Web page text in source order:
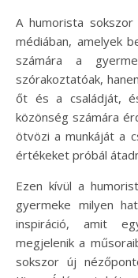
A humorista
médiában, amelyek
számára a
szórakoztatóak,
őt és a családját,
közönség számára
ötvözi a munkáját a
értékeket próbál
Ezen kívül a
gyermeke milyen
inspiráció, amit
megjelenik a
sokszor új